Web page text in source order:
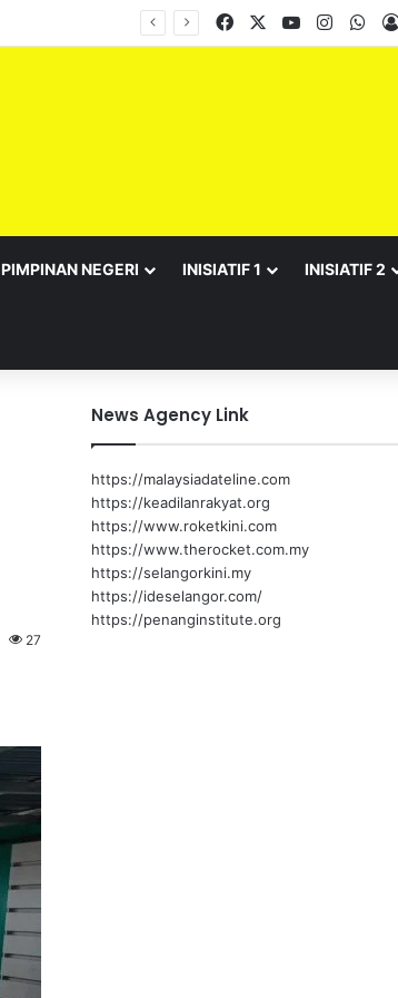
Facebook YouTube
PIMPINAN NEGERI INISIATIF 1 INISIATIF 2
27
News Agency Link
https://malaysiadateline.com
https://keadilanrakyat.org
https://www.roketkini.com
https://www.therocket.com.my
https://selangorkini.my
https://ideselangor.com/
https://penanginstitute.org